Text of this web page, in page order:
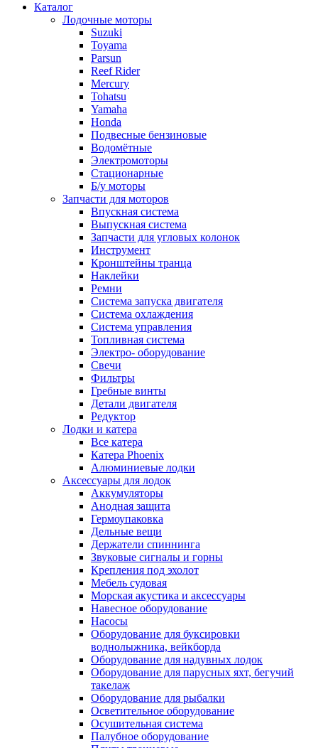
Каталог
Лодочные моторы
Suzuki
Toyama
Parsun
Reef Rider
Mercury
Tohatsu
Yamaha
Honda
Подвесные бензиновые
Водомётные
Электромоторы
Стационарные
Б/у моторы
Запчасти для моторов
Впускная система
Выпускная система
Запчасти для угловых колонок
Инструмент
Кронштейны транца
Наклейки
Ремни
Система запуска двигателя
Система охлаждения
Система управления
Топливная система
Электро- оборудование
Свечи
Фильтры
Гребные винты
Детали двигателя
Редуктор
Лодки и катера
Все катера
Катера Phoenix
Алюминиевые лодки
Аксессуары для лодок
Аккумуляторы
Анодная защита
Гермоупаковка
Дельные вещи
Держатели спиннинга
Звуковые сигналы и горны
Крепления под эхолот
Мебель судовая
Морская акустика и аксессуары
Навесное оборудование
Насосы
Оборудование для буксировки
воднолыжника, вейкборда
Оборудование для надувных лодок
Оборудование для парусных яхт, бегучий
такелаж
Оборудование для рыбалки
Осветительное оборудование
Осушительная система
Палубное оборудование